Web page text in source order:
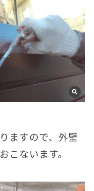
ますので、外壁
こないます。